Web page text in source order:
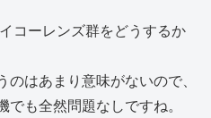
コーレンズ群をどうするか
のはあまり意味がないので、
も全然問題なしですね。